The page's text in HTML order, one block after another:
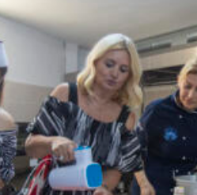
İLÇEMİZ BARBAROS